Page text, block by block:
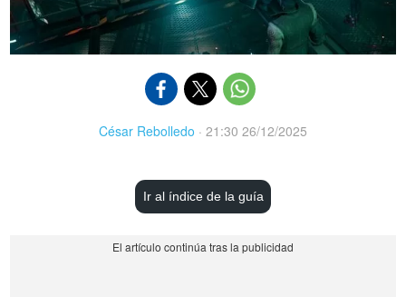
César Rebolledo · 21:30 26/12/2025
Ir al índice de la guía